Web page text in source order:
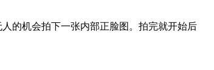
的机会拍下一张内部正脸图。拍完就开始后